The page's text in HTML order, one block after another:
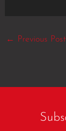
← Previous Post